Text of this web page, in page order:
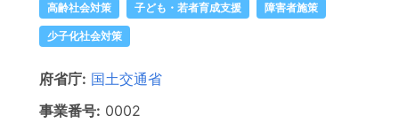
高齢社会対策 子ども・若者育成支援 障害者施策
少子化社会対策
府省庁: 国土交通省
事業番号: 0002